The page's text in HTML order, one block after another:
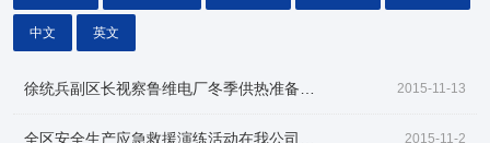
中文 英文
2015-11-13
2015-11-2